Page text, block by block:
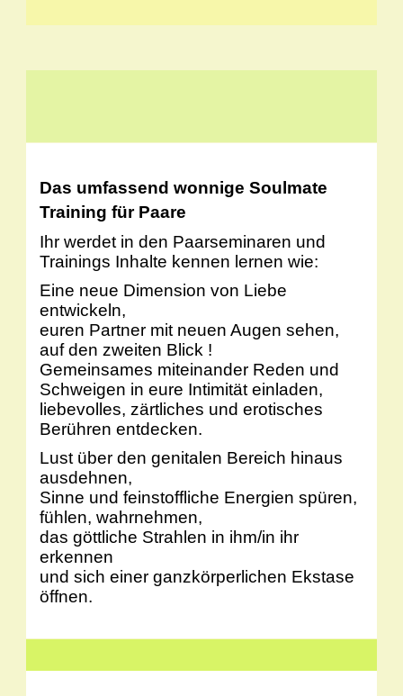
Das umfassend wonnige Soulmate
Training für Paare
Ihr werdet in den Paarseminaren und
Trainings Inhalte kennen lernen wie:
Eine neue Dimension von Liebe
entwickeln,
euren Partner mit neuen Augen sehen,
auf den zweiten Blick !
Gemeinsames miteinander Reden und
Schweigen in eure Intimität einladen,
liebevolles, zärtliches und erotisches
Berühren entdecken.
Lust über den genitalen Bereich hinaus
ausdehnen,
Sinne und feinstoffliche Energien spüren,
fühlen, wahrnehmen,
das göttliche Strahlen in ihm/in ihr
erkennen
und sich einer ganzkörperlichen Ekstase
öffnen.